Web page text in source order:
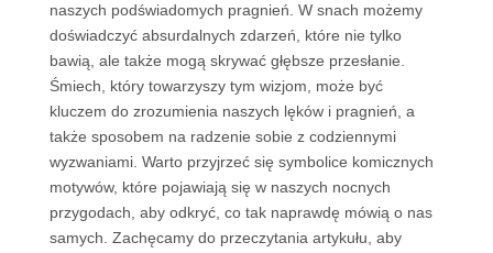
naszych podświadomych pragnień. W snach możemy
doświadczyć absurdalnych zdarzeń, które nie tylko
bawią, ale także mogą skrywać głębsze przesłanie.
Śmiech, który towarzyszy tym wizjom, może być
kluczem do zrozumienia naszych lęków i pragnień, a
także sposobem na radzenie sobie z codziennymi
wyzwaniami. Warto przyjrzeć się symbolice komicznych
motywów, które pojawiają się w naszych nocnych
przygodach, aby odkryć, co tak naprawdę mówią o nas
samych. Zachęcamy do przeczytania artykułu, aby